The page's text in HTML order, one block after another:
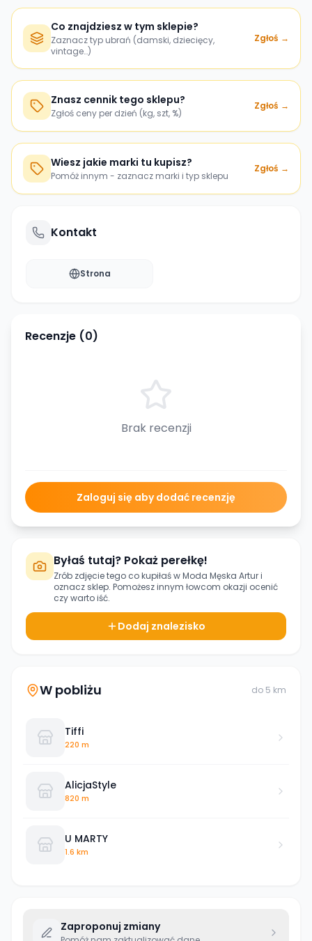
Co znajdziesz w tym sklepie?
Zaznacz typ ubrań (damski, dziecięcy,
vintage…)
Zgłoś →
Znasz cennik tego sklepu?
Zgłoś ceny per dzień (kg, szt, %)
Zgłoś →
Wiesz jakie marki tu kupisz?
Pomóż innym - zaznacz marki i typ sklepu
Zgłoś →
Kontakt
Strona
Recenzje (0)
Brak recenzji
Zaloguj się aby dodać recenzję
Byłaś tutaj? Pokaż perełkę!
Zrób zdjęcie tego co kupiłaś wModa Męska Arturi
oznacz sklep. Pomożesz innym łowcom okazji ocenić
czy warto iść.
Dodaj znalezisko
W pobliżu do 5 km
Tiffi
220 m
AlicjaStyle
820 m
U MARTY
1.6 km
Zaproponuj zmiany